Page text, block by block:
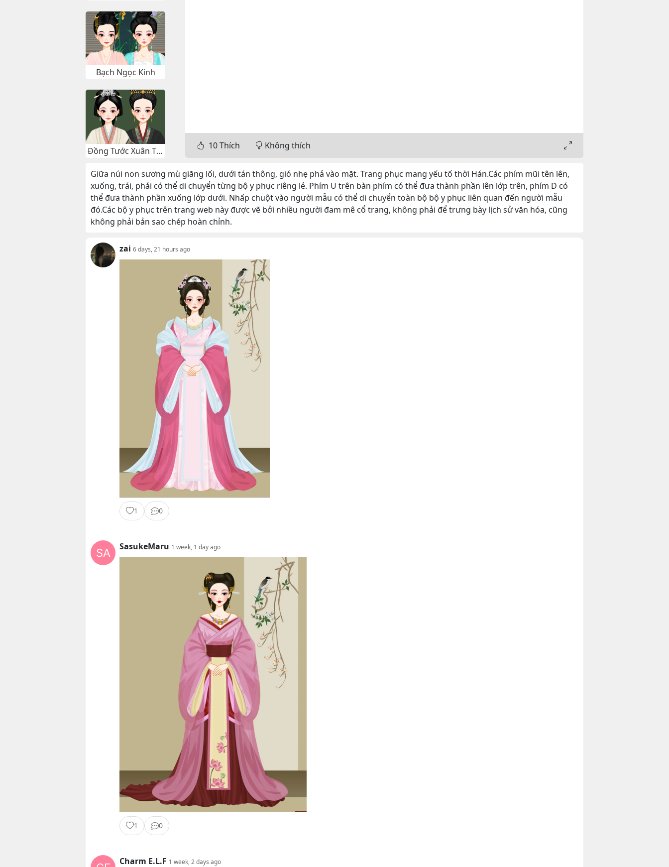
Bạch Ngọc Kinh
Đồng Tước Xuân Thâm 10Thích Không thích
Giữa núi non sương mù giăng lối, dưới tán thông, gió nhẹ phả vào mặt. Trang phục mang yếu tố thời Hán.Các phím mũi tên lên,
xuống, trái, phải có thể di chuyển từng bộ y phục riêng lẻ. Phím U trên bàn phím có thể đưa thành phần lên lớp trên, phím D có
thể đưa thành phần xuống lớp dưới. Nhấp chuột vào người mẫu có thể di chuyển toàn bộ bộ y phục liên quan đến người mẫu
đó.Các bộ y phục trên trang web này được vẽ bởi nhiều người đam mê cổ trang, không phải để trưng bày lịch sử văn hóa, cũng
không phải bản sao chép hoàn chỉnh.
zai 6 days, 21 hours ago
1 0
SasukeMaru 1 week, 1 day ago
1 0
Charm E.L.F 1 week, 2 days ago